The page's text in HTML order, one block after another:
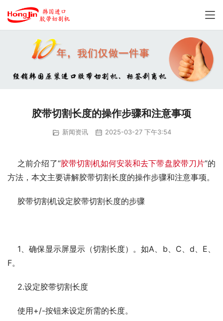
胶带切割长度的操作步骤和注意事项
新闻资讯 2025-03-27 下午3:54
    之前介绍了“
胶带切割机如何安装和去下带盘胶带刀片”的
方法，本文主要讲解胶带切割长度的操作步骤和注意事项。
    胶带切割机设定胶带切割长度的步骤
F。
    2.设定胶带切割长度
    使用+/-按钮来设定所需的长度。